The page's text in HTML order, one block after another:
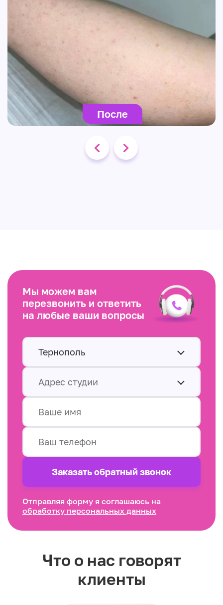
После
Мы можем вам
перезвонить и ответить
на любые ваши вопросы
Тернополь
Адрес студии
Заказать обратный звонок
Отправляя форму я соглашаюсь на
обработку персональных данных
Что о нас говорят
клиенты